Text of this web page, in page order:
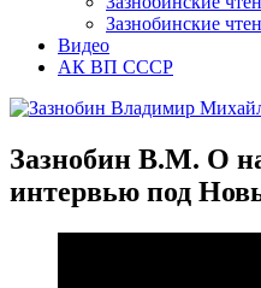
Зазнобинские
Видео
АК ВП СССР
Зазнобин В.М. О
интервью под